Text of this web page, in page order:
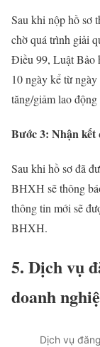
Sau khi nộp hồ sơ
chờ quá trình giải
Điều 99, Luật Bảo
10 ngày kể từ
tăng/giảm lao
Bước 3: Nhận kết
Sau khi hồ sơ đã
BHXH sẽ thông
thông tin mới sẽ
BHXH.
5. Dịch vụ
doanh
Dịch vụ